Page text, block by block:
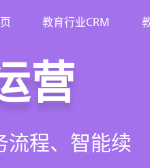
教育行业CRM
转化、教学到
试听转化分
营
流程、智能续
变
、丰富裂变工